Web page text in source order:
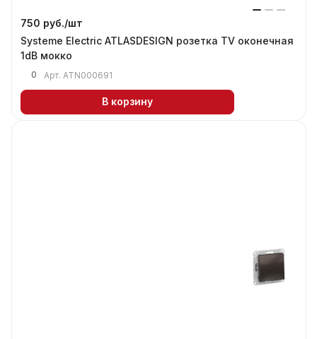
750 руб./шт
Systeme Electric ATLASDESIGN розетка TV оконечная
1dB мокко
0 Арт. ATN000691
В корзину